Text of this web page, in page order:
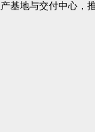
基地与交付中心，